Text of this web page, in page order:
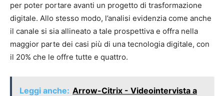
per poter portare avanti un progetto di trasformazione
digitale. Allo stesso modo, l’analisi evidenzia come anche
il canale si sia allineato a tale prospettiva e offra nella
maggior parte dei casi più di una tecnologia digitale, con
il 20% che le offre tutte e quattro.
Leggi anche: Arrow-Citrix - Videointervista a